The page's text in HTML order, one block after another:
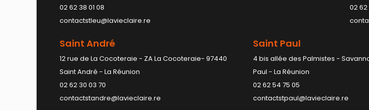
02 62 38 01 08
contactstleu@lavieclaire.re
02
Saint André
12 rue de La Cocoteraie - ZA La Cocoteraie- 97440
Saint André - La Réunion
02 62 30 03 70
contactstandre@lavieclaire.re
Saint Paul
4 bis allée des Palmistes -
Paul - La Réunion
02 62 54 75 05
contactstpaul@lavieclaire.re